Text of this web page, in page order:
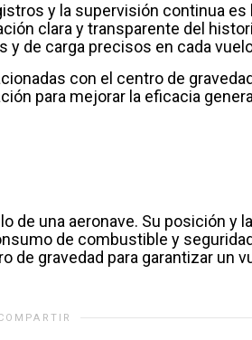
y la supervisión continua es
clara y transparente del
y de carga precisos en cada
con el centro de
para mejorar la eficacia
de una aeronave. Su posición y
de combustible y
de gravedad para garantizar un